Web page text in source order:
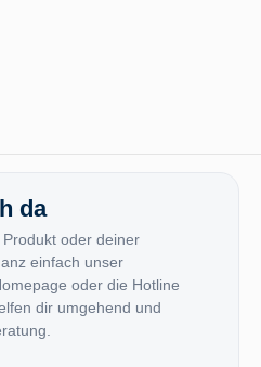
da
oder deiner
einfach unser
oder die Hotline
dir umgehend und